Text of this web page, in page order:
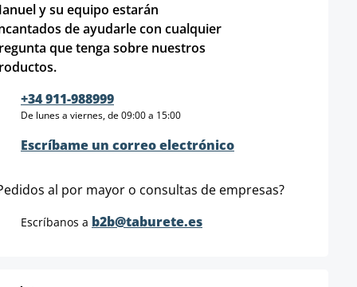
y su equipo estarán
de ayudarle con cualquier
que tenga sobre nuestros
+34 911-988999
De lunes a viernes, de 09:00 a 15:00
Escríbame un correo electrónico
al por mayor o consultas de empresas?
Escríbanos a b2b@taburete.es